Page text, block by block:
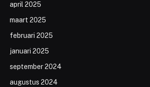
april 2025
maart 2025
februari 2025
januari 2025
september 2024
augustus 2024